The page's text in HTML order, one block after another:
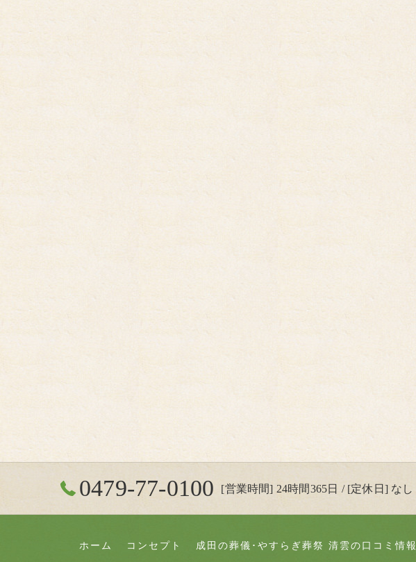
0479-77-0100 [営業時間] 24時間365日 / [定休日] なし
ホーム コンセプト 成田の葬儀･やすらぎ葬祭 清雲の口コミ情報